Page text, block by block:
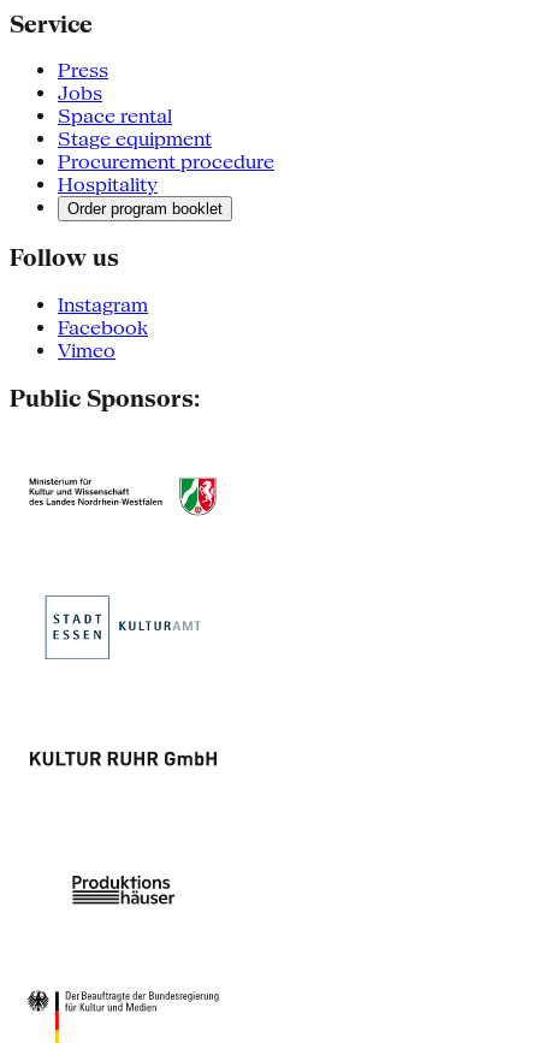
Service
Press
Jobs
Space rental
Stage equipment
Procurement procedure
Hospitality
Order program booklet
Follow us
Instagram
Facebook
Vimeo
Public Sponsors: